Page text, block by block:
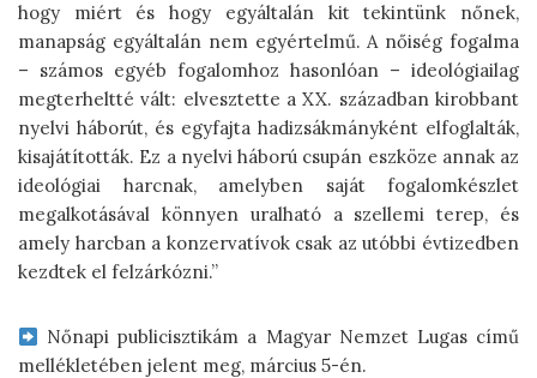
hogy miért és hogy egyáltalán kit tekintünk nőnek,
manapság egyáltalán nem egyértelmű. A nőiség fogalma
– számos egyéb fogalomhoz hasonlóan – ideológiailag
megterheltté vált: elvesztette a XX. században kirobbant
nyelvi háborút, és egyfajta hadizsákmányként elfoglalták,
kisajátították. Ez a nyelvi háború csupán eszköze annak az
ideológiai harcnak, amelyben saját fogalomkészlet
megalkotásával könnyen uralható a szellemi terep, és
amely harcban a konzervatívok csak az utóbbi évtizedben
kezdtek el felzárkózni.”
Nőnapi publicisztikám a Magyar Nemzet Lugas című
mellékletében jelent meg, március 5-én.